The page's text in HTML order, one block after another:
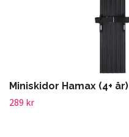
Miniskidor Hamax (4+ år)
289 kr